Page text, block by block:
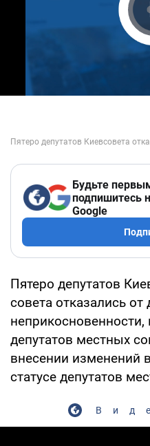
Будьте
подпишитесь
Google
Пятеро депутатов
совета отказались от
неприкосновенности,
депутатов местных
внесении изменений
статусе депутатов